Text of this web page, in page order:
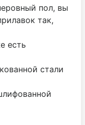
пол, вы
так,
есть
стали